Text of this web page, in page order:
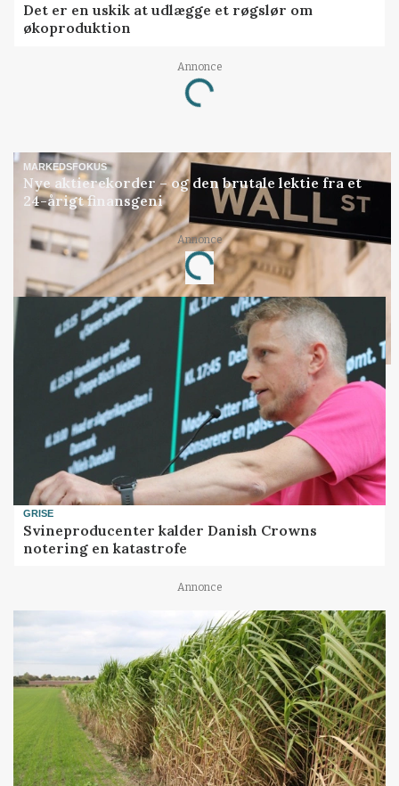
Det er en uskik at udlægge et røgslør om
økoproduktion
Annonce
Loading...
MARKEDSFOKUS
Nye aktierekorder – og den brutale lektie fra et
24-årigt finansgeni
Annonce
Loading...
GRISE
Svineproducenter kalder Danish Crowns
notering en katastrofe
Annonce